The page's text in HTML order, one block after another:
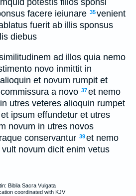
facere ieiunare 35venient
fuerit ab illis sponsus
diebus
ad illos quia nemo
novo inmittit in
et novum rumpit et
a novo 37et nemo
utres veteres alioquin rumpet
ipsum effundetur et utres
novum in utres novos
conservantur 39et nemo
novum dicit enim vetus
Biblia Sacra Vulgata
coordinated with KJV